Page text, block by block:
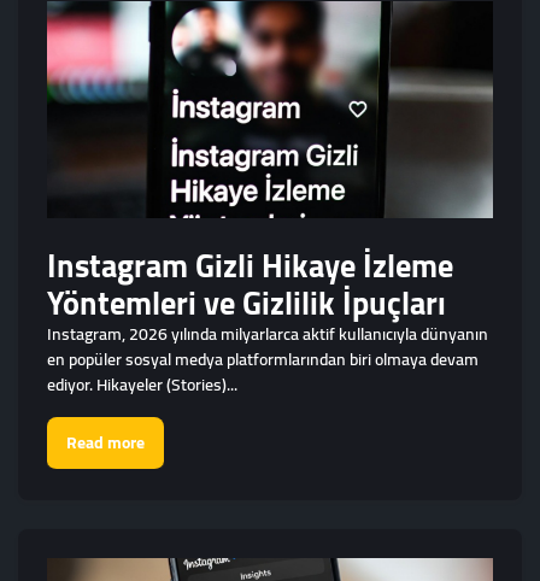
Instagram Gizli Hikaye İzleme
Yöntemleri ve Gizlilik İpuçları
Instagram, 2026 yılında milyarlarca aktif kullanıcıyla dünyanın
en popüler sosyal medya platformlarından biri olmaya devam
ediyor. Hikayeler (Stories)...
Read more